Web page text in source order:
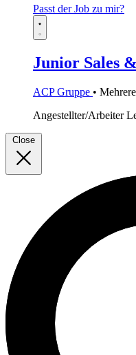
Passt der Job zu mir?
Junior Sales
ACP Gruppe •
Angestellter/Arbeiter
Close